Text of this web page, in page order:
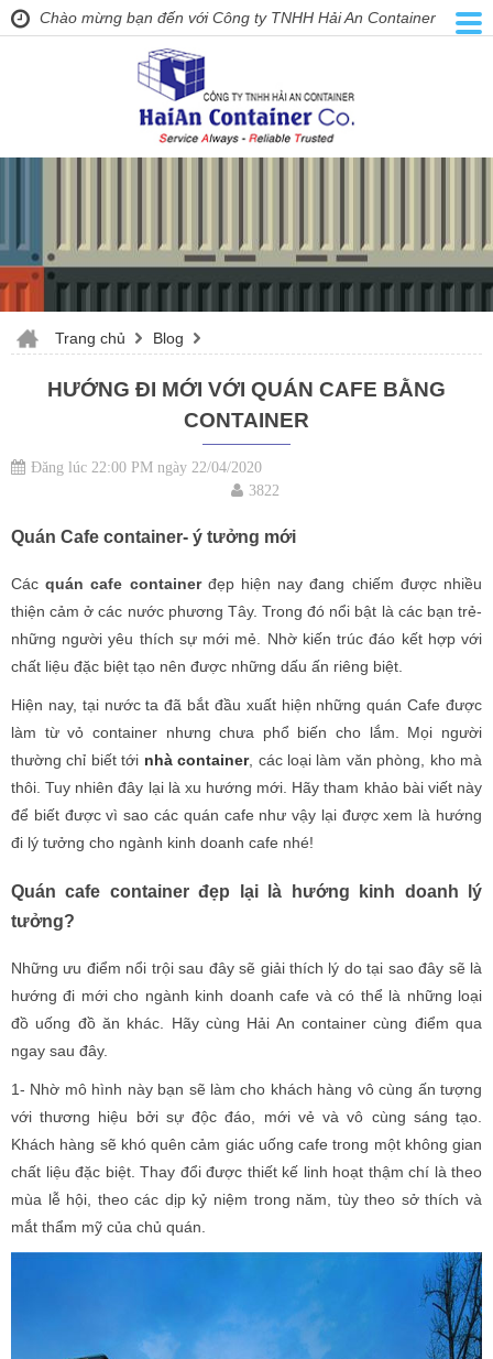
Chào mừng bạn đến với Công ty TNHH Hải An Container
Trang chủ Blog
HƯỚNG ĐI MỚI VỚI QUÁN CAFE BẰNG
CONTAINER
Đăng lúc 22:00 PM ngày 22/04/2020
3822
Quán Cafe container- ý tưởng mới
Cácquán cafe containerđẹp hiện nay đang chiếm được nhiều
thiện cảm ở các nước phương Tây. Trong đó nổi bật là các bạn trẻ-
những người yêu thích sự mới mẻ. Nhờ kiến trúc đáo kết hợp với
chất liệu đặc biệt tạo nên được những dấu ấn riêng biệt.
Hiện nay, tại nước ta đã bắt đầu xuất hiện những quán Cafe được
làm từ vỏ container nhưng chưa phổ biến cho lắm. Mọi người
thường chỉ biết tới nhà container, các loại làm văn phòng, kho mà
thôi. Tuy nhiên đây lại là xu hướng mới. Hãy tham khảo bài viết này
để biết được vì sao các quán cafe như vậy lại được xem là hướng
đi lý tưởng cho ngành kinh doanh cafe nhé!
Quán cafe container đẹp lại là hướng kinh doanh lý
tưởng?
Những ưu điểm nổi trội sau đây sẽ giải thích lý do tại sao đây sẽ là
hướng đi mới cho ngành kinh doanh cafe và có thể là những loại
đồ uống đồ ăn khác. Hãy cùng Hải An container cùng điểm qua
ngay sau đây.
1- Nhờ mô hình này bạn sẽ làm cho khách hàng vô cùng ấn tượng
với thương hiệu bởi sự độc đáo, mới vẻ và vô cùng sáng tạo.
Khách hàng sẽ khó quên cảm giác uống cafe trong một không gian
chất liệu đặc biệt. Thay đổi được thiết kế linh hoạt thậm chí là theo
mùa lễ hội, theo các dịp kỷ niệm trong năm, tùy theo sở thích và
mắt thẩm mỹ của chủ quán.